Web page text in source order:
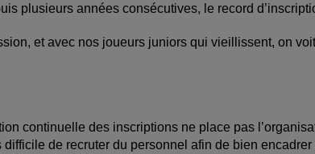
plusieurs années consécutives, le record
et avec nos joueurs juniors qui vieillissent, on
continuelle des inscriptions ne place pas
difficile de recruter du personnel afin de bien